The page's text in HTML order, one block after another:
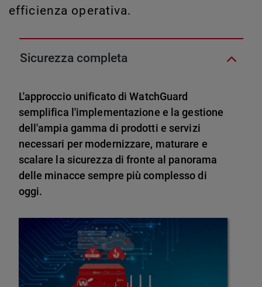
efficienza operativa.
Sicurezza completa
L'approccio unificato di WatchGuard
semplifica l'implementazione e la gestione
dell'ampia gamma di prodotti e servizi
necessari per modernizzare, maturare e
scalare la sicurezza di fronte al panorama
delle minacce sempre più complesso di
oggi.